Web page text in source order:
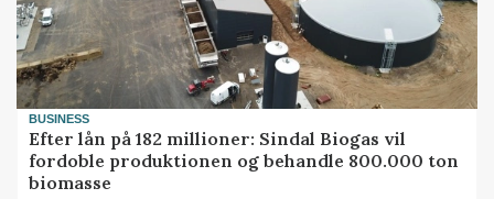
BUSINESS
Efter lån på 182 millioner: Sindal Biogas vil
fordoble produktionen og behandle 800.000 ton
biomasse